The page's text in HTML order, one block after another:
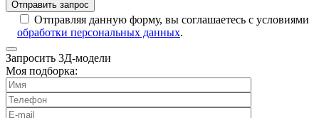
Отправляя данную форму, вы соглашаетесь с условиями
обработки персональных данных.
Запросить 3Д-модели
Моя подборка: